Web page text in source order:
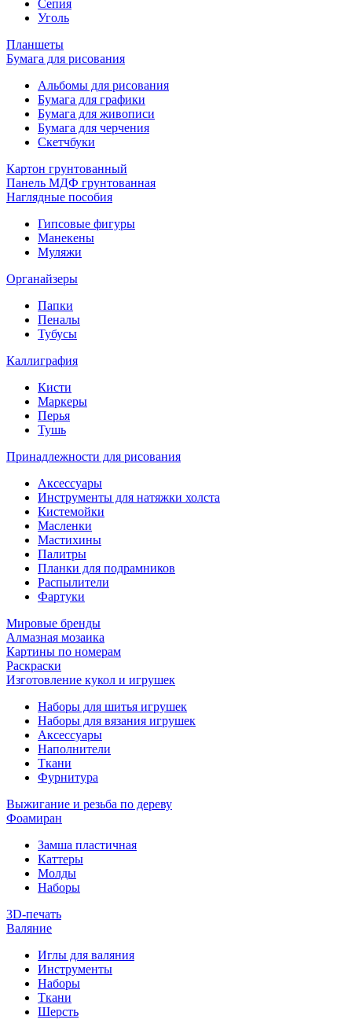
Сепия
Уголь
Планшеты
Бумага для рисования
Альбомы для рисования
Бумага для графики
Бумага для живописи
Бумага для черчения
Скетчбуки
Картон грунтованный
Панель МДФ грунтованная
Наглядные пособия
Гипсовые фигуры
Манекены
Муляжи
Органайзеры
Папки
Пеналы
Тубусы
Каллиграфия
Кисти
Маркеры
Перья
Тушь
Принадлежности для рисования
Аксессуары
Инструменты для натяжки холста
Кистемойки
Масленки
Мастихины
Палитры
Планки для подрамников
Распылители
Фартуки
Мировые бренды
Алмазная мозаика
Картины по номерам
Раскраски
Изготовление кукол и игрушек
Наборы для шитья игрушек
Наборы для вязания игрушек
Аксессуары
Наполнители
Ткани
Фурнитура
Выжигание и резьба по дереву
Фоамиран
Замша пластичная
Каттеры
Молды
Наборы
3D-печать
Валяние
Иглы для валяния
Инструменты
Наборы
Ткани
Шерсть